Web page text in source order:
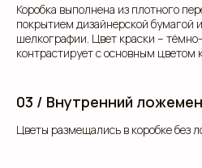
Коробка выполнена из плотного
покрытием дизайнерской бумагой
шелкографии. Цвет краски –
контрастирует с основным цветом
03 / Внутренний
Цветы размещались в коробке без